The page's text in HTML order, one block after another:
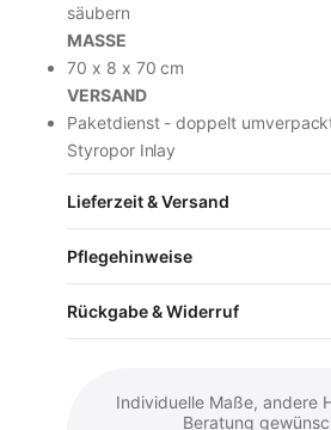
säubern
MASSE
70 x 8 x 70 cm
VERSAND
Paketdienst - doppelt
Styropor Inlay
Lieferzeit & Versand
Pflegehinweise
Rückgabe & Widerruf
Individuelle Maße, andere
Beratung